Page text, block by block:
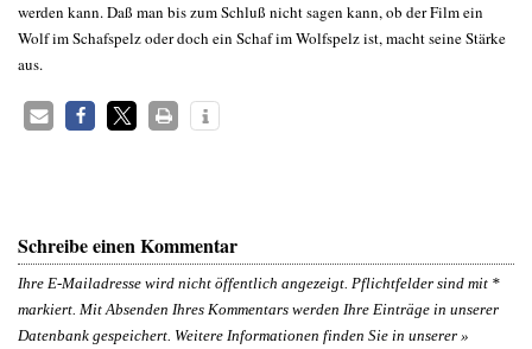
werden kann. Daß man bis zum Schluß nicht sagen kann, ob der Film ein
Wolf im Schafspelz oder doch ein Schaf im Wolfspelz ist, macht seine Stärke
aus.
Schreibe einen Kommentar
Ihre E-Mailadresse wird nicht öffentlich angezeigt. Pflichtfelder sind mit *
markiert. Mit Absenden Ihres Kommentars werden Ihre Einträge in unserer
Datenbank gespeichert. Weitere Informationen finden Sie in unserer »